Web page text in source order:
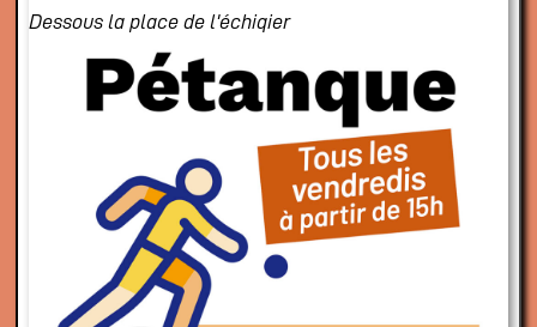
Dessous la place de l'échiqier